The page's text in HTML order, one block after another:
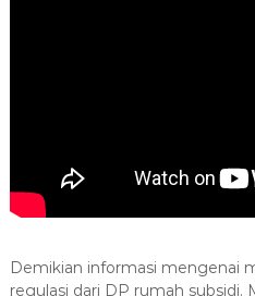
Demikian informasi mengenai
regulasi dari DP rumah subsidi.